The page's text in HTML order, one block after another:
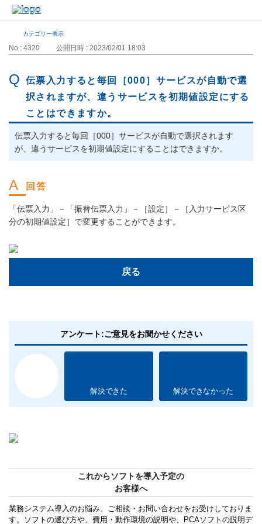
カテゴリー表示
No : 4320 公開日時 : 2023/02/01 18:03
伝票入力すると毎回［000］サービスが自動で選
択されますが、違うサービスを初期値設定にする
ことはできますか。
伝票入力すると毎回［000］サービスが自動で選択されます
が、違うサービスを初期値設定にすることはできますか。
「伝票入力」－「振替伝票入力」－［設定］－［入力サービス区
分の初期値設定］で変更することができます。
戻る
アンケート:ご意見をお聞かせください
解決できた 解決できなかった
これからソフトを導入予定の
お客様へ
業務システム導入のお悩み、ご相談・お問い合わせをお受けしておりま
す。ソフトの選び方や、費用・動作環境の説明や、PCAソフトの説明デ